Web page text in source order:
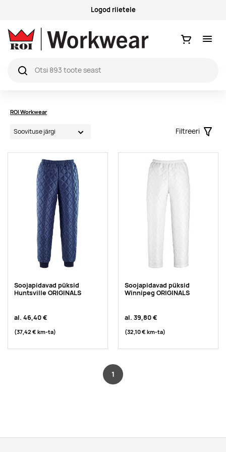
Logod riietele
Ostukorv
ROI Workwear
Filtreeri
Filter
Soojapidavad püksid
Huntsville ORIGINALS
al. 46,40 €
(37,42 € km-ta)
Soojapidavad püksid
Winnipeg ORIGINALS
al. 39,80 €
(32,10 € km-ta)
1